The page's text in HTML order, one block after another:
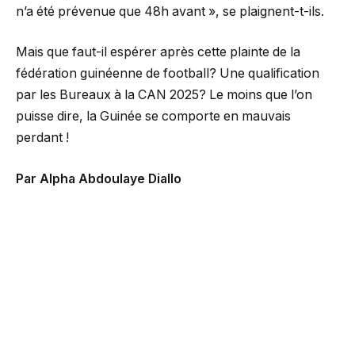
n’a été prévenue que 48h avant », se plaignent-t-ils.
Mais que faut-il espérer après cette plainte de la
fédération guinéenne de football? Une qualification
par les Bureaux à la CAN 2025? Le moins que l’on
puisse dire, la Guinée se comporte en mauvais
perdant !
Par Alpha Abdoulaye Diallo